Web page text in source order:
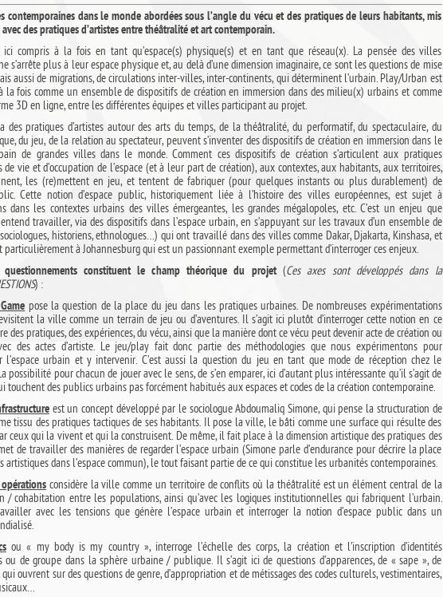
contemporaines dans le monde abordées sous l’angle du vécu et des pratiques de leurs habitants, mis
des pratiques d’artistes entre théâtralité et art contemporain.
ici compris à la fois en tant qu’espace(s) physique(s) et en tant que réseau(x). La pensée des villes
s’arrête plus à leur espace physique et, au delà d’une dimension imaginaire, ce sont les questions de mise
aussi de migrations, de circulations inter-villes, inter-continents, qui déterminent l’urbain. Play/Urban est
la fois comme un ensemble de dispositifs de création en immersion dans des milieu(x) urbains et comme
3D en ligne, entre les différentes équipes et villes participant au projet.
des pratiques d’artistes autour des arts du temps, de la théâtralité, du performatif, du spectaculaire, du
du jeu, de la relation au spectateur, peuvent s’inventer des dispositifs de création en immersion dans le
de grandes villes dans le monde. Comment ces dispositifs de création s’articulent aux pratiques
de vie et d’occupation de l’espace (et à leur part de création), aux contextes, aux habitants, aux territoires,
les (re)mettent en jeu, et tentent de fabriquer (pour quelques instants ou plus durablement) de
Cette notion d’espace public, historiquement liée à l’histoire des villes européennes, est sujet à
dans les contextes urbains des villes émergeantes, les grandes mégalopoles, etc. C’est un enjeu que
travailler, via des dispositifs dans l’espace urbain, en s’appuyant sur les travaux d’un ensemble de
historiens, ethnologues…) qui ont travaillé dans des villes comme Dakar, Djakarta, Kinshasa, et
particulièrement à Johannesburg qui est un passionnant exemple permettant d’interroger ces enjeux.
constituent le champ théorique du projet (Ces axes sont développés dans la
) :
pose la question de la place du jeu dans les pratiques urbaines. De nombreuses expérimentations
la ville comme un terrain de jeu ou d’aventures. Il s’agit ici plutôt d’interroger cette notion en ce
des pratiques, des expériences, du vécu, ainsi que la manière dont ce vécu peut devenir acte de création ou
des actes d’artiste. Le jeu/play fait donc partie des méthodologies que nous expérimentons pour
l’espace urbain et y intervenir. C’est aussi la question du jeu en tant que mode de réception chez le
possibilité pour chacun de jouer avec le sens, de s’en emparer, ici d’autant plus intéressante qu’il s’agit de
touchent des publics urbains pas forcément habitués aux espaces et codes de la création contemporaine.
est un concept développé par le sociologue Abdoumaliq Simone, qui pense la structuration de
tissu des pratiques tactiques de ses habitants. Il pose la ville, le bâti comme une surface qui résulte des
ceux qui la vivent et qui la construisent. De même, il fait place à la dimension artistique des pratiques des
de travailler des manières de regarder l’espace urbain (Simone parle d’endurance pour décrire la place
artistiques dans l’espace commun), le tout faisant partie de ce qui constitue les urbanités contemporaines.
opérations considère la ville comme un territoire de conflits où la théâtralité est un élément central de la
/ cohabitation entre les populations, ainsi qu’avec les logiques institutionnelles qui fabriquent l’urbain.
avec les tensions que génère l’espace urbain et interroger la notion d’espace public dans un
ou « my body is my country », interroge l’échelle des corps, la création et l’inscription d’identités
ou de groupe dans la sphère urbaine / publique. Il s’agit ici de questions d’apparences, de « sape », de
qui ouvrent sur des questions de genre, d’appropriation et de métissages des codes culturels, vestimentaires,